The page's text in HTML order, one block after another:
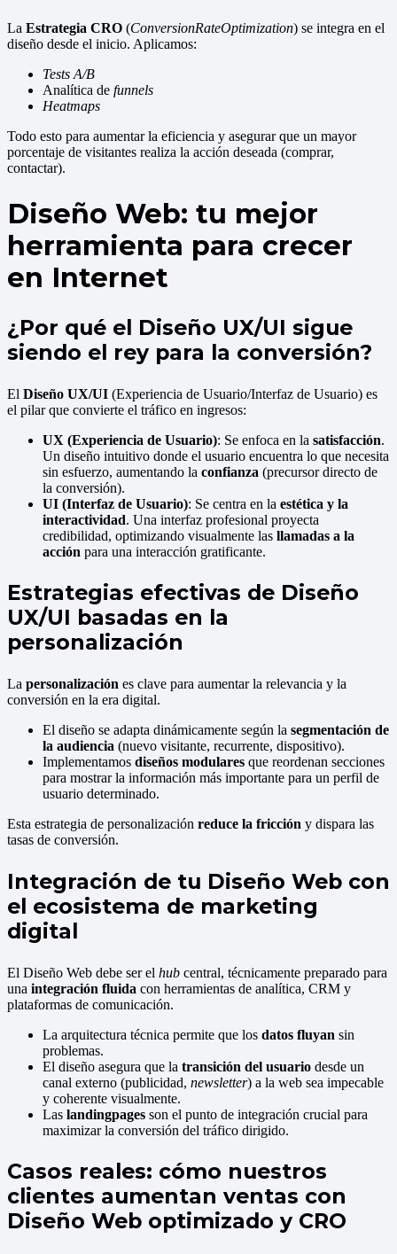
La Estrategia CRO (ConversionRateOptimization) se integra en el
diseño desde el inicio. Aplicamos:
Tests A/B
Analítica de funnels
Heatmaps
Todo esto para aumentar la eficiencia y asegurar que un mayor
porcentaje de visitantes realiza la acción deseada (comprar,
contactar).
Diseño Web: tu mejor
herramienta para crecer
en Internet
¿Por qué el Diseño UX/UI sigue
siendo el rey para la conversión?
El Diseño UX/UI (Experiencia de Usuario/Interfaz de Usuario) es
el pilar que convierte el tráfico en ingresos:
UX (Experiencia de Usuario): Se enfoca en la satisfacción.
Un diseño intuitivo donde el usuario encuentra lo que necesita
sin esfuerzo, aumentando la confianza (precursor directo de
la conversión).
UI (Interfaz de Usuario): Se centra en la estética y la
interactividad. Una interfaz profesional proyecta
credibilidad, optimizando visualmente las llamadas a la
acción para una interacción gratificante.
Estrategias efectivas de Diseño
UX/UI basadas en la
personalización
La personalización es clave para aumentar la relevancia y la
conversión en la era digital.
El diseño se adapta dinámicamente según la segmentación de
la audiencia (nuevo visitante, recurrente, dispositivo).
Implementamos diseños modulares que reordenan secciones
para mostrar la información más importante para un perfil de
usuario determinado.
Esta estrategia de personalización reduce la fricción y dispara las
tasas de conversión.
Integración de tu Diseño Web con
el ecosistema de marketing
digital
El Diseño Web debe ser el hub central, técnicamente preparado para
una integración fluida con herramientas de analítica, CRM y
plataformas de comunicación.
La arquitectura técnica permite que los datos fluyan sin
problemas.
El diseño asegura que la transición del usuario desde un
canal externo (publicidad, newsletter) a la web sea impecable
y coherente visualmente.
Las landingpages son el punto de integración crucial para
maximizar la conversión del tráfico dirigido.
Casos reales: cómo nuestros
clientes aumentan ventas con
Diseño Web optimizado y CRO